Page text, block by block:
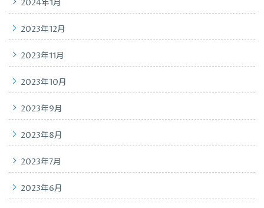
2024年1月
2023年12月
2023年11月
2023年10月
2023年9月
2023年8月
2023年7月
2023年6月